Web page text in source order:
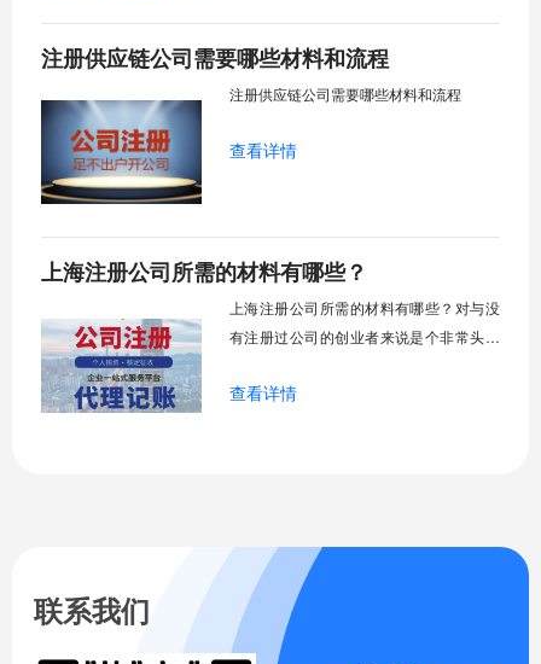
注册供应链公司需要哪些材料和流程
注册供应链公司需要哪些材料和流程
查看详情
上海注册公司所需的材料有哪些？
上海注册公司所需的材料有哪些？对与没
有注册过公司的创业者来说是个非常头疼
查看详情
联系我们